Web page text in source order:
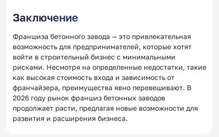
Заключение
Франшиза бетонного завода — это привлекательная
возможность для предпринимателей, которые хотят
войти в строительный бизнес с минимальными
рисками. Несмотря на определенные недостатки, такие
как высокая стоимость входа и зависимость от
франчайзера, преимущества явно перевешивают. В
2026 году рынок франшиз бетонных заводов
продолжает расти, предлагая новые возможности для
развития и расширения бизнеса.